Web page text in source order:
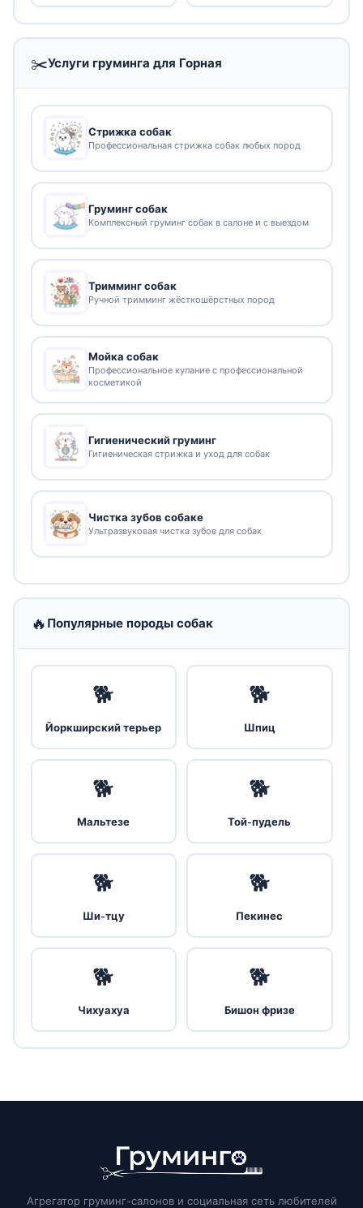
✂️Услуги груминга для Горная
Стрижка собак
Профессиональная стрижка собак любых пород
Груминг собак
Комплексный груминг собак в салоне и с выездом
Тримминг собак
Ручной тримминг жёсткошёрстных пород
Мойка собак
Профессиональное купание с профессиональной
косметикой
Гигиенический груминг
Гигиеническая стрижка и уход для собак
Чистка зубов собаке
Ультразвуковая чистка зубов для собак
🔥 Популярные породы собак
🐕
Йоркширский терьер
🐕
Шпиц
🐕
Мальтезе
🐕
Той-пудель
🐕
Ши-тцу
🐕
Пекинес
🐕
Чихуахуа
🐕
Бишон фризе
Агрегатор груминг-салонов и социальная сеть любителей